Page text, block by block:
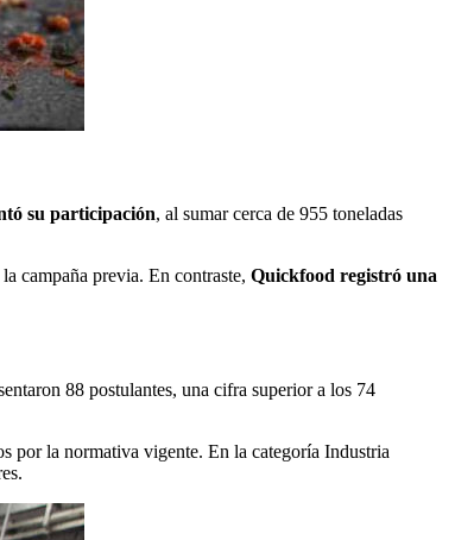
su participación, al sumar cerca de 955 toneladas
campaña previa. En contraste, Quickfood registró una
88 postulantes, una cifra superior a los 74
por la normativa vigente. En la categoría Industria